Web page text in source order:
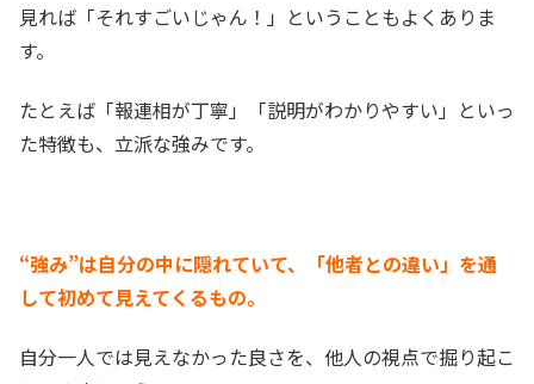
見れば「それすごいじゃん！」ということもよくありま
す。
たとえば「報連相が丁寧」「説明がわかりやすい」といっ
た特徴も、立派な強みです。
“強み”は自分の中に隠れていて、「他者との違い」を通
して初めて見えてくるもの。
自分一人では見えなかった良さを、他人の視点で掘り起こ